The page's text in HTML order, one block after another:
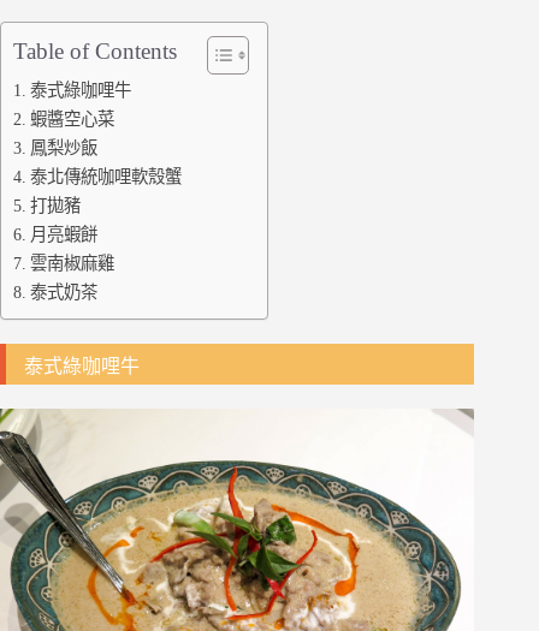
Table of Contents
泰式綠咖哩牛
蝦醬空心菜
鳳梨炒飯
泰北傳統咖哩軟殼蟹
打拋豬
月亮蝦餅
雲南椒麻雞
泰式奶茶
泰式綠咖哩牛